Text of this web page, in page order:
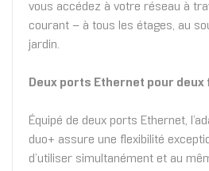
vous accédez à votre réseau à
courant − à tous les étages, au
jardin.
Deux ports Ethernet pour
Équipé de deux ports Ethernet,
duo+ assure une flexibilité
d’utiliser simultanément et au